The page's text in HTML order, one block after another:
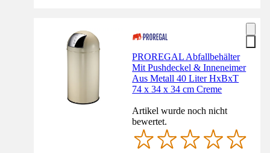
PROREGAL Abfallbehälter
Mit Pushdeckel & Inneneimer
Aus Metall 40 Liter HxBxT
74 x 34 x 34 cm Creme
Artikel wurde noch nicht
bewertet.